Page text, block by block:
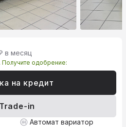
в месяц
Получите одобрение:
на кредит
Trade-in
Автомат вариатор